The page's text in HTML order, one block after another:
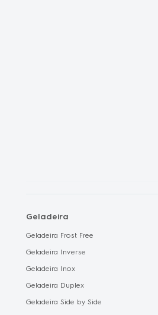
Geladeira
Geladeira Frost Free
Geladeira Inverse
Geladeira Inox
Geladeira Duplex
Geladeira Side by Side